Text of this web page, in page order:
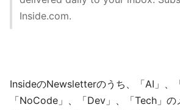
Inside.com.
InsideのNewsletterのうち、「AI」、
「NoCode」、「Dev」、「Tech」